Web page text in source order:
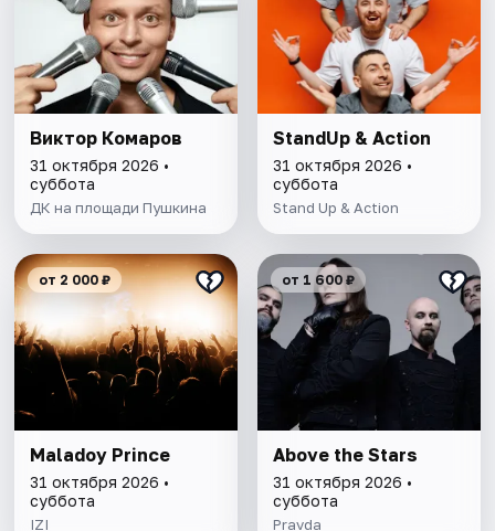
Виктор Комаров
31 октября 2026 •
суббота
ДК на площади Пушкина
StandUp & Action
31 октября 2026 •
суббота
Stand Up & Action
от 2 000 ₽
Maladoy Prince
31 октября 2026 •
суббота
IZI
от 1 600 ₽
Above the Stars
31 октября 2026 •
суббота
Pravda